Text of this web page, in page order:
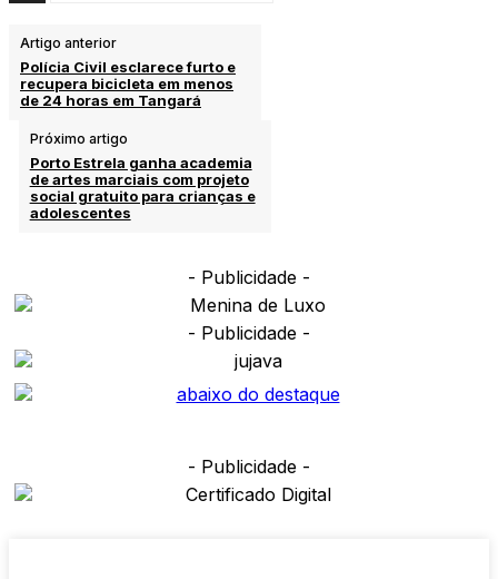
Artigo anterior
Polícia Civil esclarece furto e
recupera bicicleta em menos
de 24 horas em Tangará
Próximo artigo
Porto Estrela ganha academia
de artes marciais com projeto
social gratuito para crianças e
adolescentes
- Publicidade -
- Publicidade -
- Publicidade -